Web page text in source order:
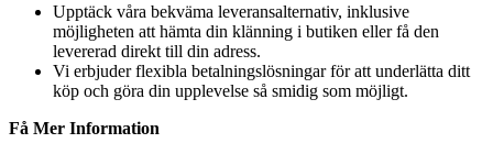
Upptäck våra bekväma leveransalternativ, inklusive
möjligheten att hämta din klänning i butiken eller få den
levererad direkt till din adress.
Vi erbjuder flexibla betalningslösningar för att underlätta ditt
köp och göra din upplevelse så smidig som möjligt.
Få Mer Information